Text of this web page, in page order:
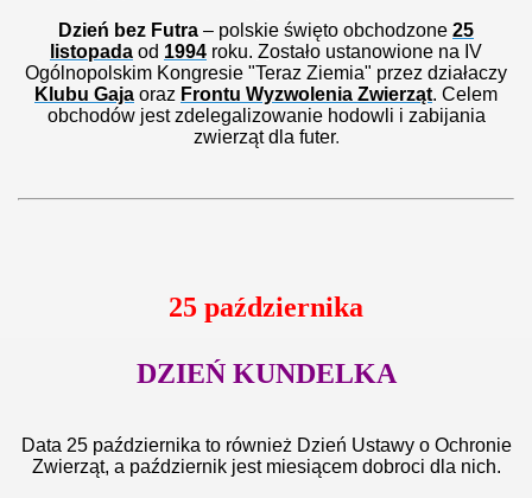
Dzień bez Futra – polskie święto obchodzone 25
listopada od 1994 roku. Zostało ustanowione na IV
Ogólnopolskim Kongresie "Teraz Ziemia" przez działaczy
Klubu Gaja oraz Frontu Wyzwolenia Zwierząt. Celem
obchodów jest zdelegalizowanie hodowli i zabijania
zwierząt dla futer.
25 października
DZIEŃ KUNDELKA
Data 25 października to również Dzień Ustawy o Ochronie
Zwierząt, a październik jest miesiącem dobroci dla nich.